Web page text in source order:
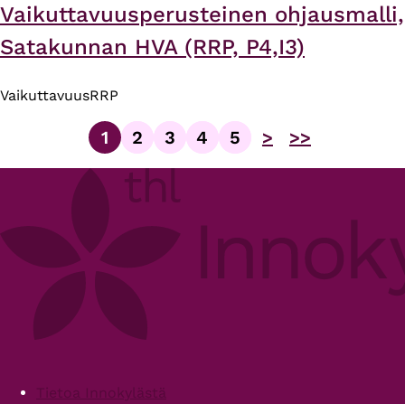
Vaikuttavuusperusteinen ohjausmalli,
Satakunnan HVA (RRP, P4,I3)
VaikuttavuusRRP
Sivu
1
Sivu
2
Sivu
3
Sivu
4
Sivu
5 > >>
FooterTietoa Innokylästä